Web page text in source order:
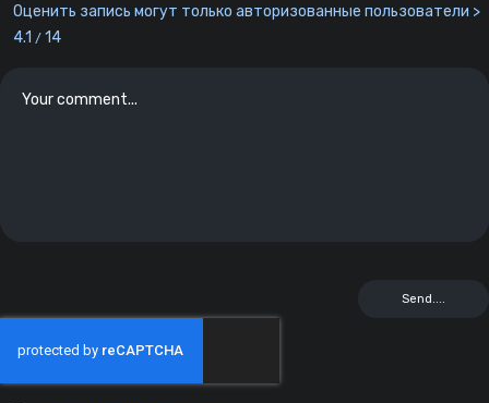
Оценить запись могут только авторизованные пользователи >
4.1 / 14